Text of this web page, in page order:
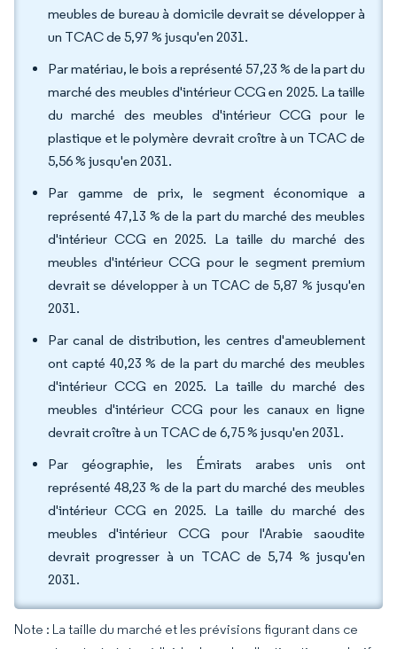
meubles de bureau à domicile devrait se développer à
un TCAC de 5,97 % jusqu'en 2031.
Par matériau, le bois a représenté 57,23 % de la part du
marché des meubles d'intérieur CCG en 2025. La taille
du marché des meubles d'intérieur CCG pour le
plastique et le polymère devrait croître à un TCAC de
5,56 % jusqu'en 2031.
Par gamme de prix, le segment économique a
représenté 47,13 % de la part du marché des meubles
d'intérieur CCG en 2025. La taille du marché des
meubles d'intérieur CCG pour le segment premium
devrait se développer à un TCAC de 5,87 % jusqu'en
2031.
Par canal de distribution, les centres d'ameublement
ont capté 40,23 % de la part du marché des meubles
d'intérieur CCG en 2025. La taille du marché des
meubles d'intérieur CCG pour les canaux en ligne
devrait croître à un TCAC de 6,75 % jusqu'en 2031.
Par géographie, les Émirats arabes unis ont
représenté 48,23 % de la part du marché des meubles
d'intérieur CCG en 2025. La taille du marché des
meubles d'intérieur CCG pour l'Arabie saoudite
devrait progresser à un TCAC de 5,74 % jusqu'en
2031.
Note : La taille du marché et les prévisions figurant dans ce